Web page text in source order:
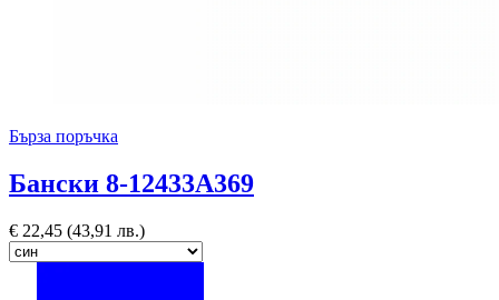
Бърза поръчка
Бански 8-12433A369
€ 22,45 (43,91 лв.)